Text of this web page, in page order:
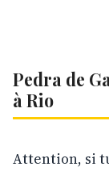
Pedra de
à Rio
Attention, si